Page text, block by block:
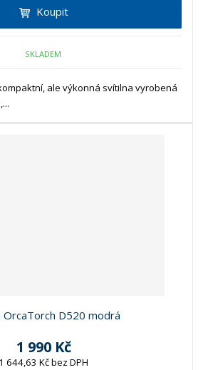
Koupit
SKLADEM
ale výkonná svítilna vyrobená
OrcaTorch D520 modrá
1 990 Kč
1 644,63 Kč bez DPH